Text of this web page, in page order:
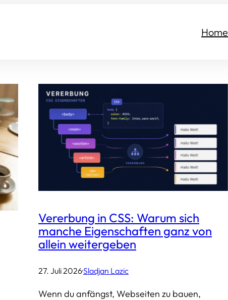
Home
Vererbung in CSS: Warum sich
manche Eigenschaften ganz von
allein weitergeben
27. Juli 2026·Sladjan Lazic
Wenn du anfängst, Webseiten zu bauen,